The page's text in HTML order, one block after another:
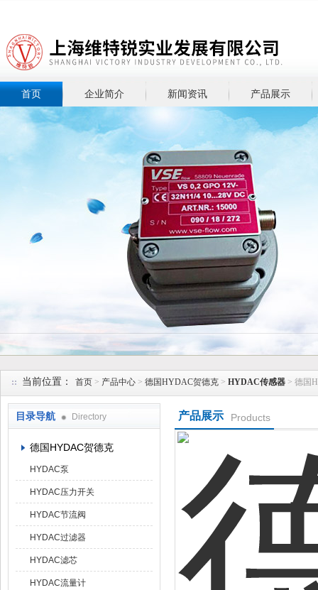
上海维特锐实业发展有限公司
首页 企业简介 新闻资讯 产品展示
当前位置： 首页 > 产品中心 > 德国HYDAC贺德克 > HYDAC传感器 > 德国
目录导航 Directory
德国HYDAC贺德克
HYDAC泵
HYDAC压力开关
HYDAC节流阀
HYDAC过滤器
HYDAC滤芯
HYDAC流量计
产品展示 Products